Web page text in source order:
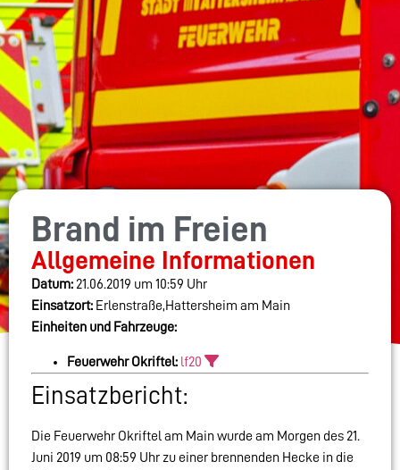
Brand im Freien
Allgemeine Informationen
Datum: 21.06.2019 um 10:59 Uhr
Einsatzort: Erlenstraße,Hattersheim am Main
Einheiten und Fahrzeuge:
Feuerwehr Okriftel: lf20
Einsatzbericht:
Die Feuerwehr Okriftel am Main wurde am Morgen des 21.
Juni 2019 um 08:59 Uhr zu einer brennenden Hecke in die